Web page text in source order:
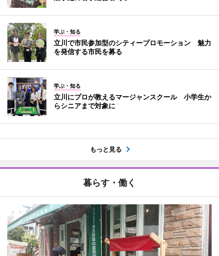
学ぶ・知る
立川で市民参加型のシティープロモーション 魅力
を発信する市民を募る
学ぶ・知る
立川にプロが教えるマージャンスクール 小学生か
らシニアまで対象に
もっと見る
暮らす・働く